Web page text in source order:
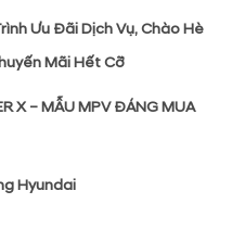
Ưu Đãi Dịch Vụ, Chào Hè
Mãi Hết Cỡ
X – MẪU MPV ĐÁNG MUA
Hyundai